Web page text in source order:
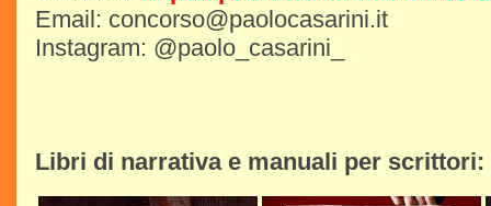
Email: concorso@paolocasarini.it
Instagram: @paolo_casarini_
Libri di narrativa e manuali per scrittori: